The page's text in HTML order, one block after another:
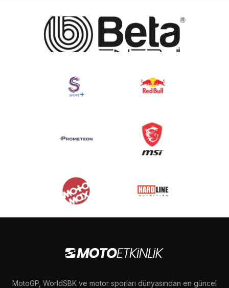
MotoGP, WorldSBK ve motor sporları dünyasından en güncel